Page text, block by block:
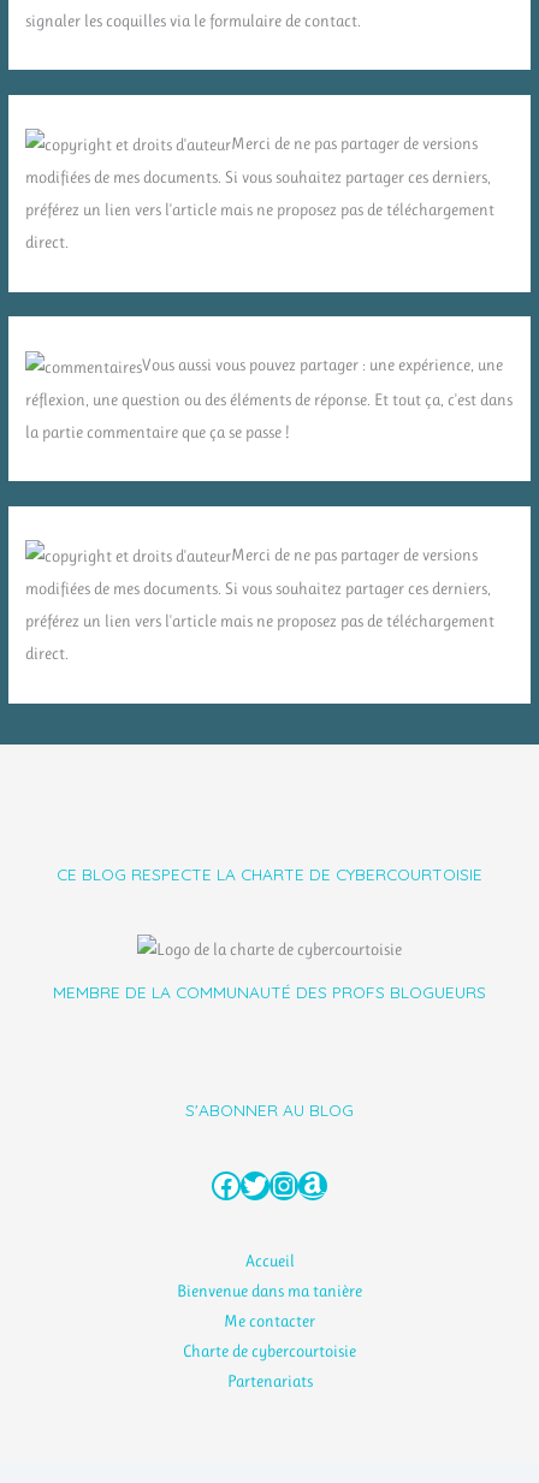
signaler les coquilles via le formulaire de contact.
Merci de ne pas partager de versions
modifiées de mes documents. Si vous souhaitez partager ces derniers,
préférez un lien vers l'article mais ne proposez pas de téléchargement
direct.
Vous aussi vous pouvez partager : une expérience, une
réflexion, une question ou des éléments de réponse. Et tout ça, c'est dans
la partie commentaire que ça se passe !
Merci de ne pas partager de versions
modifiées de mes documents. Si vous souhaitez partager ces derniers,
préférez un lien vers l'article mais ne proposez pas de téléchargement
direct.
CE BLOG RESPECTE LA CHARTE DE CYBERCOURTOISIE
MEMBRE DE LA COMMUNAUTÉ DES PROFS BLOGUEURS
S'ABONNER AU BLOG
Facebook
Twitter
Instagram
Amazon
Accueil
Bienvenue dans ma tanière
Me contacter
Charte de cybercourtoisie
Partenariats